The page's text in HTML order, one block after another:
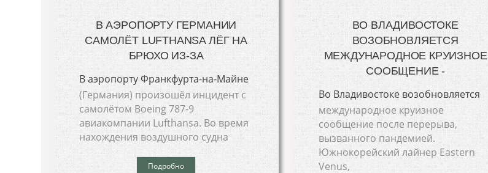
В АЭРОПОРТУ ГЕРМАНИИ
САМОЛЁТ LUFTHANSA ЛЁГ НА
БРЮХО ИЗ-ЗА
В аэропорту Франкфурта-на-Майне
(Германия) произошёл инцидент с
самолётом Boeing 787-9
авиакомпании Lufthansa. Во время
нахождения воздушного судна
Подробно
ВО ВЛАДИВОСТОКЕ
ВОЗОБНОВЛЯЕТСЯ
МЕЖДУНАРОДНОЕ КРУИЗНОЕ
СООБЩЕНИЕ -
Во Владивостоке возобновляется
международное круизное
сообщение после перерыва,
вызванного пандемией.
Южнокорейский лайнер Eastern
Venus,